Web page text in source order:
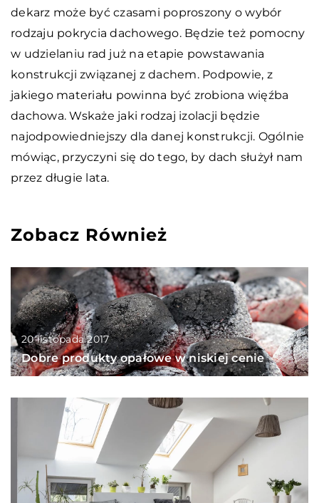
dekarz może być czasami poproszony o wybór
rodzaju pokrycia dachowego. Będzie też pomocny
w udzielaniu rad już na etapie powstawania
konstrukcji związanej z dachem. Podpowie, z
jakiego materiału powinna być zrobiona więźba
dachowa. Wskaże jaki rodzaj izolacji będzie
najodpowiedniejszy dla danej konstrukcji. Ogólnie
mówiąc, przyczyni się do tego, by dach służył nam
przez długie lata.
Zobacz Również
20 listopada 2017
Dobre produkty opałowe w niskiej cenie